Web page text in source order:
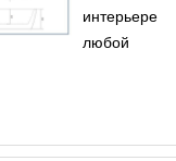
интерьере
любой